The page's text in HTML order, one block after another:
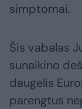
simptomai.
Šis vabalas
sunaikino
daugelis
parengtus